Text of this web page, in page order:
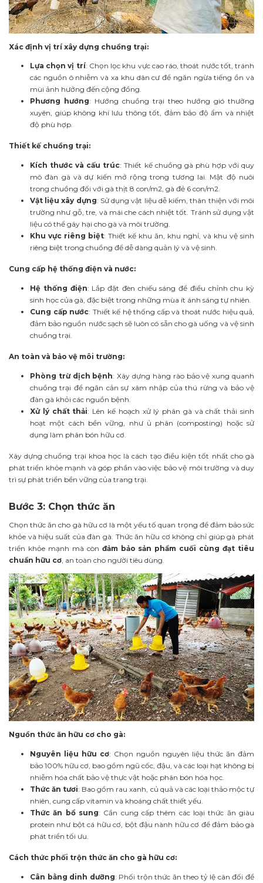
Xác định vị trí xây dựng chuồng trại:
Lựa chọn vị trí: Chọn lọc khu vực cao ráo, thoát nước tốt, tránh
các nguồn ô nhiễm và xa khu dân cư để ngăn ngừa tiếng ồn và
mùi ảnh hưởng đến cộng đồng.
Phương hướng: Hướng chuồng trại theo hướng gió thường
xuyên, giúp không khí lưu thông tốt, đảm bảo độ ẩm và nhiệt
độ phù hợp.
Thiết kế chuồng trại:
Kích thước và cấu trúc: Thiết kế chuồng gà phù hợp với quy
mô đàn gà và dự kiến mở rộng trong tương lai. Mật độ nuôi
trong chuồng đối với gà thịt 8 con/m2, gà đẻ 6 con/m2.
Vật liệu xây dựng: Sử dụng vật liệu dễ kiếm, thân thiện với môi
trường như gỗ, tre, và mái che cách nhiệt tốt. Tránh sử dụng vật
liệu có thể gây hại cho gà và môi trường.
Khu vực riêng biệt: Thiết kế khu ăn, khu nghỉ, và khu vệ sinh
riêng biệt trong chuồng để dễ dàng quản lý và vệ sinh.
Cung cấp hệ thống điện và nước:
Hệ thống điện: Lắp đặt đèn chiếu sáng để điều chỉnh chu kỳ
sinh học của gà, đặc biệt trong những mùa ít ánh sáng tự nhiên.
Cung cấp nước: Thiết kế hệ thống cấp và thoát nước hiệu quả,
đảm bảo nguồn nước sạch sẽ luôn có sẵn cho gà uống và vệ sinh
chuồng trại.
An toàn và bảo vệ môi trường:
Phòng trừ dịch bệnh: Xây dựng hàng rào bảo vệ xung quanh
chuồng trại để ngăn cản sự xâm nhập của thú rừng và bảo vệ
đàn gà khỏi các nguồn bệnh.
Xử lý chất thải: Lên kế hoạch xử lý phân gà và chất thải sinh
hoạt một cách bền vững, như ủ phân (composting) hoặc sử
dụng làm phân bón hữu cơ.
Xây dựng chuồng trại khoa học là cách tạo điều kiện tốt nhất cho gà
phát triển khỏe mạnh và góp phần vào việc bảo vệ môi trường và duy
trì sự phát triển bền vững của trang trại.
Bước 3: Chọn thức ăn
Chọn thức ăn cho gà hữu cơ là một yếu tố quan trọng để đảm bảo sức
khỏe và hiệu suất của đàn gà. Thức ăn hữu cơ không chỉ giúp gà phát
triển khỏe mạnh mà còn đảm bảo sản phẩm cuối cùng đạt tiêu
chuẩn hữu cơ , an toàn cho người tiêu dùng.
Nguồn thức ăn hữu cơ cho gà:
Nguyên liệu hữu cơ: Chọn nguồn nguyên liệu thức ăn đảm
bảo 100% hữu cơ, bao gồm ngũ cốc, đậu, và các loại hạt không bị
nhiễm hóa chất bảo vệ thực vật hoặc phân bón hóa học.
Thức ăn tươi: Bao gồm rau xanh, củ quả và các loại thảo mộc tự
nhiên, cung cấp vitamin và khoáng chất thiết yếu.
Thức ăn bổ sung: Cần cung cấp thêm các loại thức ăn giàu
protein như bột cá hữu cơ, bột đậu nành hữu cơ để đảm bảo gà
phát triển tối ưu.
Cách thức phối trộn thức ăn cho gà hữu cơ:
Cân bằng dinh dưỡng: Phối trộn thức ăn theo tỷ lệ cân đối để